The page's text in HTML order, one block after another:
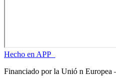
Hecho en APP_
Financiado por la Unió n Europea